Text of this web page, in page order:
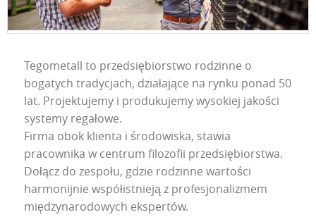
Tegometall to przedsiębiorstwo rodzinne o
bogatych tradycjach, działające na rynku ponad 50
lat. Projektujemy i produkujemy wysokiej jakości
systemy regałowe.
Firma obok klienta i środowiska, stawia
pracownika w centrum filozofii przedsiębiorstwa.
Dołącz do zespołu, gdzie rodzinne wartości
harmonijnie współistnieją z profesjonalizmem
międzynarodowych ekspertów.